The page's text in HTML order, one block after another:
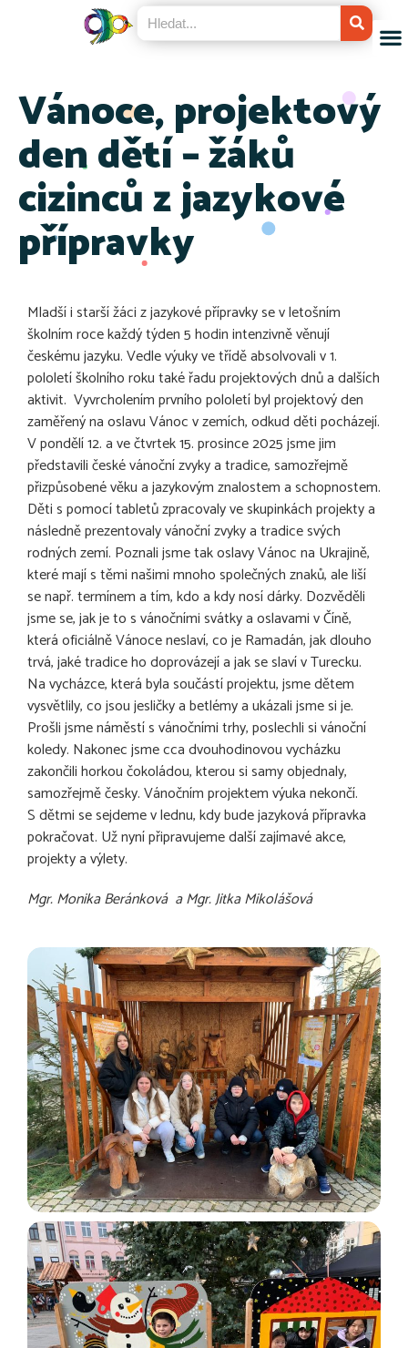
Vánoce, projektový
den dětí – žáků
cizinců z jazykové
přípravky
Mladší i starší žáci z jazykové přípravky se v letošním
školním roce každý týden 5 hodin intenzivně věnují
českému jazyku. Vedle výuky ve třídě absolvovali v 1.
pololetí školního roku také řadu projektových dnů a dalších
aktivit. Vyvrcholením prvního pololetí byl projektový den
zaměřený na oslavu Vánoc v zemích, odkud děti pocházejí.
V pondělí 12. a ve čtvrtek 15. prosince 2025 jsme jim
představili české vánoční zvyky a tradice, samozřejmě
přizpůsobené věku a jazykovým znalostem a schopnostem.
Děti s pomocí tabletů zpracovaly ve skupinkách projekty a
následně prezentovaly vánoční zvyky a tradice svých
rodných zemí. Poznali jsme tak oslavy Vánoc na Ukrajině,
které mají s těmi našimi mnoho společných znaků, ale liší
se např. termínem a tím, kdo a kdy nosí dárky. Dozvěděli
jsme se, jak je to s vánočními svátky a oslavami v Číně,
která oficiálně Vánoce neslaví, co je Ramadán, jak dlouho
trvá, jaké tradice ho doprovázejí a jak se slaví v Turecku.
Na vycházce, která byla součástí projektu, jsme dětem
vysvětlily, co jsou jesličky a betlémy a ukázali jsme si je.
Prošli jsme náměstí s vánočními trhy, poslechli si vánoční
koledy. Nakonec jsme cca dvouhodinovou vycházku
zakončili horkou čokoládou, kterou si samy objednaly,
samozřejmě česky. Vánočním projektem výuka nekončí.
S dětmi se sejdeme v lednu, kdy bude jazyková přípravka
pokračovat. Už nyní připravujeme další zajímavé akce,
projekty a výlety.
Mgr. Monika Beránková a Mgr. Jitka Mikolášová